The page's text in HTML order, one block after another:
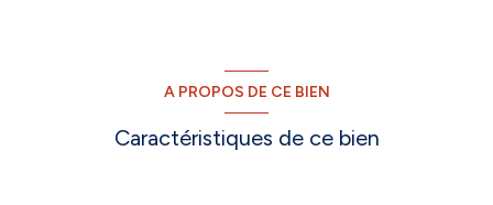
A PROPOS DE CE BIEN
Caractéristiques de ce bien